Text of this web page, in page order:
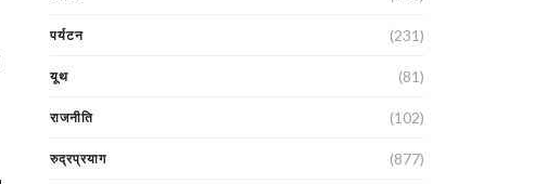
पर्यटन (231)
यूथ (81)
राजनीति (102)
रुद्रप्रयाग (877)